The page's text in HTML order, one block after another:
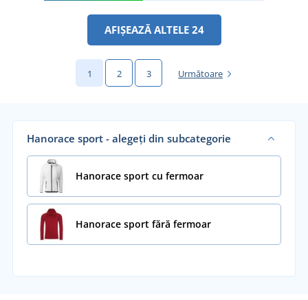
AFIȘEAZĂ ALTELE 24
1 2 3 Următoare
Hanorace sport - alegeți din subcategorie
Hanorace sport cu fermoar
Hanorace sport fără fermoar